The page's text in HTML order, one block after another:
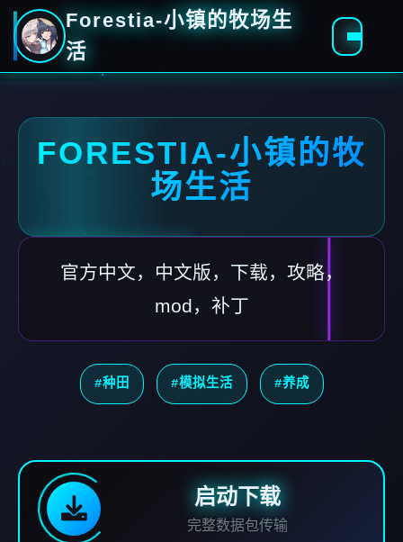
Forestia-小镇的牧场生
活
FORESTIA-小镇的牧
场生活
官方中文，中文版，下载，攻略，
mod，补丁
#种田 #模拟生活 #养成
启动下载
完整数据包传输